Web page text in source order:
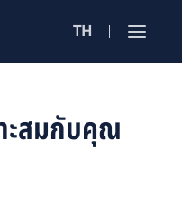
ะสมกับคุณ
Jobs
ค้นหาจากลักษณะ
TH